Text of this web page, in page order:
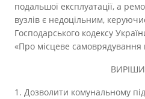
подальшої експлуатації, а
вузлів є недоцільним,
Господарського кодексу
«Про місцеве самоврядування
1. Дозволити комунальному